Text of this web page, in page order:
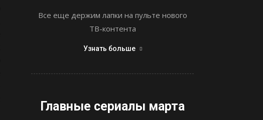
Все еще держим лапки на пульте нового
ТВ-контента
Узнать больше
Главные сериалы марта